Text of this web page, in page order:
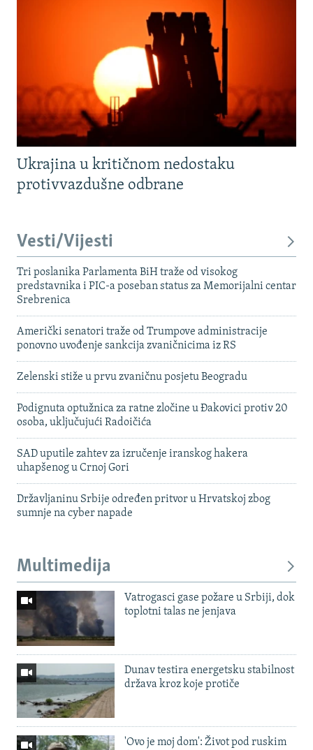
Ukrajina u kritičnom nedostaku
protivvazdušne odbrane
Vesti/Vijesti
Tri poslanika Parlamenta BiH traže od visokog
predstavnika i PIC-a poseban status za Memorijalni centar
Srebrenica
Američki senatori traže od Trumpove administracije
ponovno uvođenje sankcija zvaničnicima iz RS
Zelenski stiže u prvu zvaničnu posjetu Beogradu
Podignuta optužnica za ratne zločine u Đakovici protiv 20
osoba, uključujući Radoičića
SAD uputile zahtev za izručenje iranskog hakera
uhapšenog u Crnoj Gori
Državljaninu Srbije određen pritvor u Hrvatskoj zbog
sumnje na cyber napade
Multimedija
Vatrogasci gase požare u Srbiji, dok
toplotni talas ne jenjava
Dunav testira energetsku stabilnost
država kroz koje protiče
'Ovo je moj dom': Život pod ruskim